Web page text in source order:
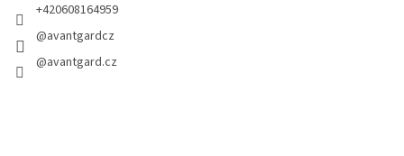
+420608164959
@avantgardcz
@avantgard.cz